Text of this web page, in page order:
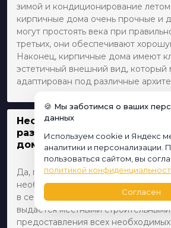
зимой и кондиционирование
кирпичные дома очень прочные и
могут простоять века при
третьих, они обеспечивают
Наконец, кирпичные дома имеют
эстетичный внешний вид, который
адаптирован под различные
Необходимо ли получать
разрешения на
дома?
Да, перед началом строительства
необходимо получить ряд
в себя разрешение на
выдается местными
предоставления всех
🍪 Мы заботимся о ваших
данных
Используем cookie и Яндекс
аналитики и персонализации.
пользоваться сайтом, вы
политикой
Согласен